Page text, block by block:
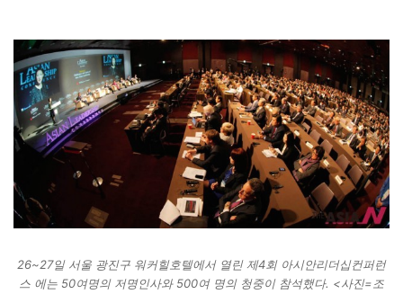
26~27일 서울 광진구 워커힐호텔에서 열린 제4회 아시안리더십컨퍼런
스 에는 50여명의 저명인사와 500여 명의 청중이 참석했다. <사진=조